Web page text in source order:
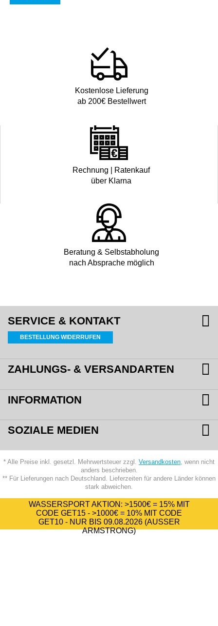
Kostenlose Lieferung
ab 200€ Bestellwert
Rechnung | Ratenkauf
über Klarna
Beratung & Selbstabholung
nach Absprache möglich
SERVICE & KONTAKT
BESTELLUNG WIDERRUFEN
ZAHLUNGS- & VERSANDARTEN
INFORMATION
SOZIALE MEDIEN
* Alle Preise inkl. gesetzl. Mehrwertsteuer zzgl. Versandkosten , wenn nicht
anders beschrieben.
** Für Lieferungen nach Deutschland. Lieferzeiten für andere Länder können
stark abweichen.
WASSERSPORT AKTION: >1500€ = 15%MIT
CODE GET15 - >1000€ = 10% MIT CODE
GET10- NUR BIS 09.08.2026 (AUSSER A
RMSTRONG)